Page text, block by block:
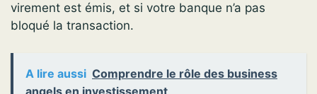
virement est émis, et si votre banque n’a pas
bloqué la transaction.
A lire aussi Comprendre le rôle des business
angels en investissement